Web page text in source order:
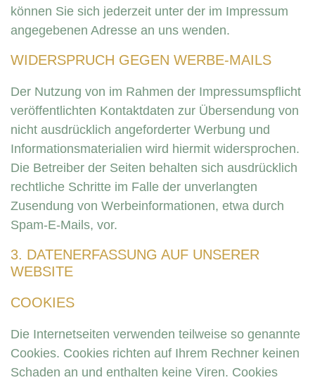
können Sie sich jederzeit unter der im Impressum
angegebenen Adresse an uns wenden.
WIDERSPRUCH GEGEN WERBE-MAILS
Der Nutzung von im Rahmen der Impressumspflicht
veröffentlichten Kontaktdaten zur Übersendung von
nicht ausdrücklich angeforderter Werbung und
Informationsmaterialien wird hiermit widersprochen.
Die Betreiber der Seiten behalten sich ausdrücklich
rechtliche Schritte im Falle der unverlangten
Zusendung von Werbeinformationen, etwa durch
Spam-E-Mails, vor.
3. DATENERFASSUNG AUF UNSERER
WEBSITE
COOKIES
Die Internetseiten verwenden teilweise so genannte
Cookies. Cookies richten auf Ihrem Rechner keinen
Schaden an und enthalten keine Viren. Cookies